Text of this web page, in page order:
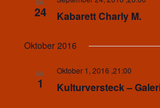
24 Kabarett Charly M.
Oktober 2016
SA.
1 Kulturversteck –
Oktober 1, 2016 ,21:00